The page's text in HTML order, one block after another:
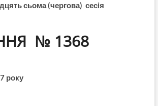
сьома(чергова)сесiя
№ 1368
2017 року